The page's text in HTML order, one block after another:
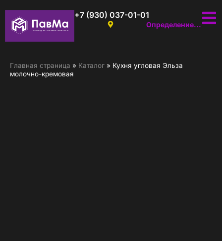
+7 (930) 037-01-01
Определение...
Главная страница » Каталог » Кухня угловая Эльза
молочно-кремовая